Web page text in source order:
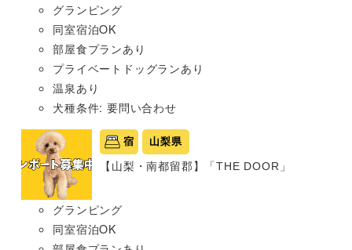
グランピング
同室宿泊OK
部屋食プランあり
プライベートドッグランあり
温泉あり
犬種条件: 要問い合わせ
宿 山梨県
【山梨・南都留郡】「THE DOOR」
グランピング
同室宿泊OK